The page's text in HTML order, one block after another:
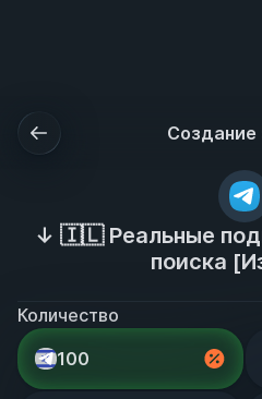
Создание
↓ 🇮🇱 Реальные
поиска
Количество
100